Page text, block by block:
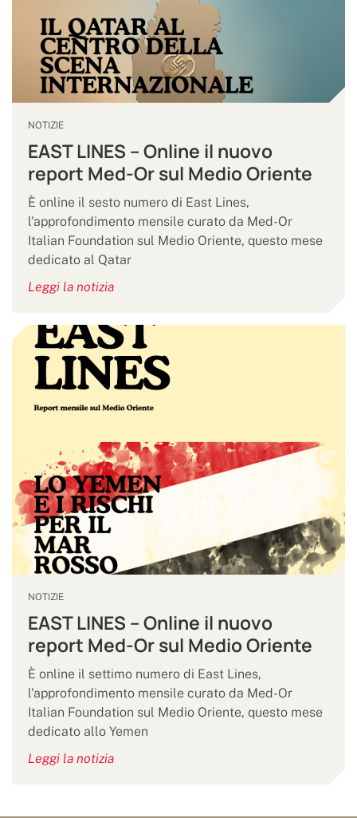
NOTIZIE
EAST LINES – Online il nuovo
report Med-Or sul Medio Oriente
È online il sesto numero di East Lines,
l'approfondimento mensile curato da Med-Or
Italian Foundation sul Medio Oriente, questo mese
dedicato al Qatar
Leggi la notizia
NOTIZIE
EAST LINES – Online il nuovo
report Med-Or sul Medio Oriente
È online il settimo numero di East Lines,
l'approfondimento mensile curato da Med-Or
Italian Foundation sul Medio Oriente, questo mese
dedicato allo Yemen
Leggi la notizia